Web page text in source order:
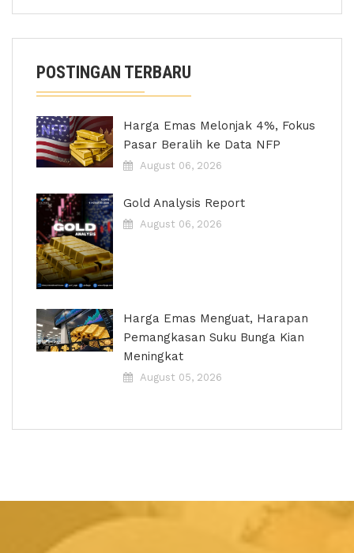
POSTINGAN TERBARU
Harga Emas Melonjak 4%, Fokus
Pasar Beralih ke Data NFP
August 06, 2026
Gold Analysis Report
August 06, 2026
Harga Emas Menguat, Harapan
Pemangkasan Suku Bunga Kian
Meningkat
August 05, 2026